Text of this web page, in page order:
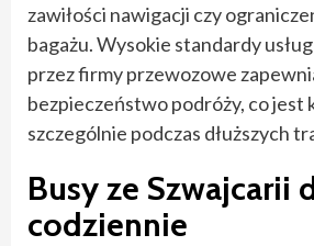
zawiłości nawigacji czy
bagażu. Wysokie standardy
przez firmy przewozowe
bezpieczeństwo podróży, co jest
szczególnie podczas dłuższych
Busy ze Szwajcarii
codziennie